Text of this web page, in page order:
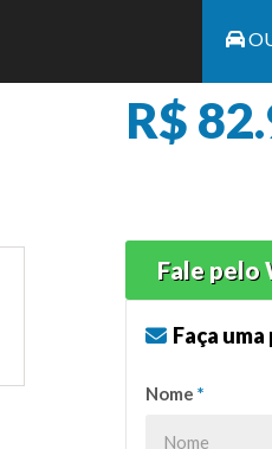
R$
Fale pelo
Faça
Nome *